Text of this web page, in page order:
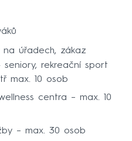
úřadech, zákaz
rekreační sport
max. 10 osob
centra – max. 10
– max. 30 osob